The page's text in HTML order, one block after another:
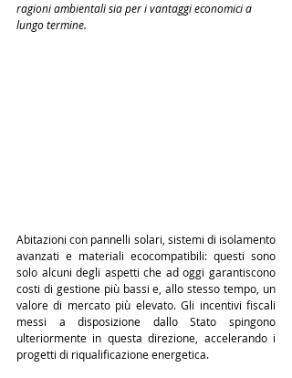
ragioni ambientali sia per i vantaggi economici a
lungo termine.
Abitazioni con pannelli solari, sistemi di isolamento
avanzati e materiali ecocompatibili: questi sono
solo alcuni degli aspetti che ad oggi garantiscono
costi di gestione più bassi e, allo stesso tempo, un
valore di mercato più elevato. Gli incentivi fiscali
messi a disposizione dallo Stato spingono
ulteriormente in questa direzione, accelerando i
progetti di riqualificazione energetica.